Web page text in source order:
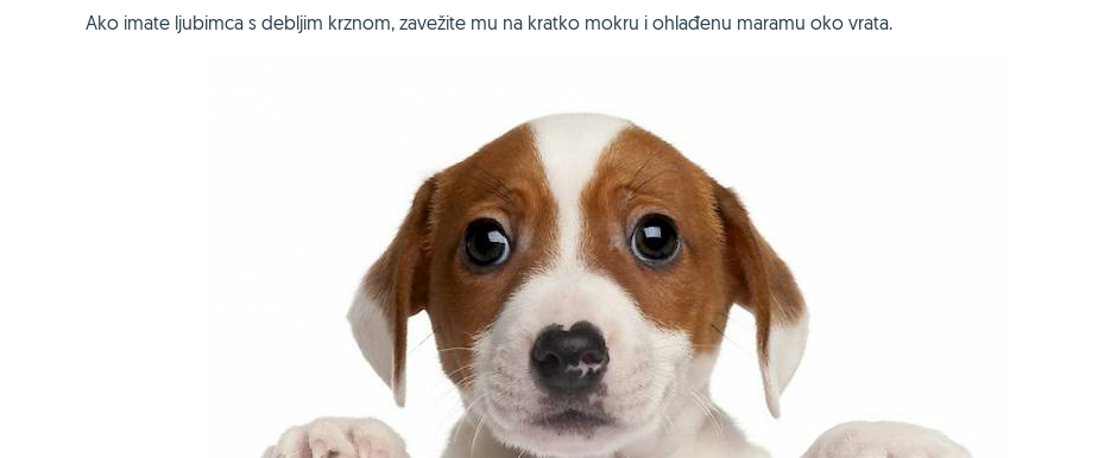
Ako imate ljubimca s debljim krznom, zavežite mu na kratko mokru i ohlađenu maramu oko vrata.